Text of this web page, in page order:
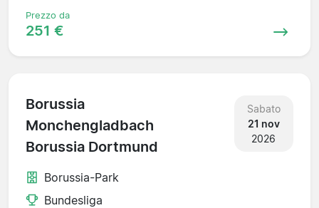
Prezzo da
251 €
Borussia
Monchengladbach
Borussia Dortmund
Sabato
21 nov
2026
Borussia-Park
Bundesliga